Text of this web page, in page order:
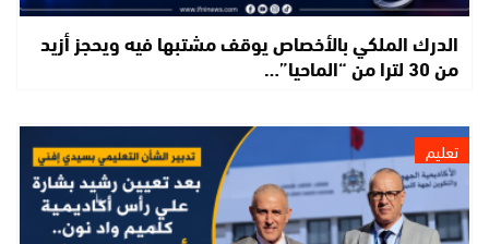
الدرك الملكي بالأخصاص يوقف مشتبها فيه ويحجز أزيد
من 30 لترا من “الماحيا”…
تعليم